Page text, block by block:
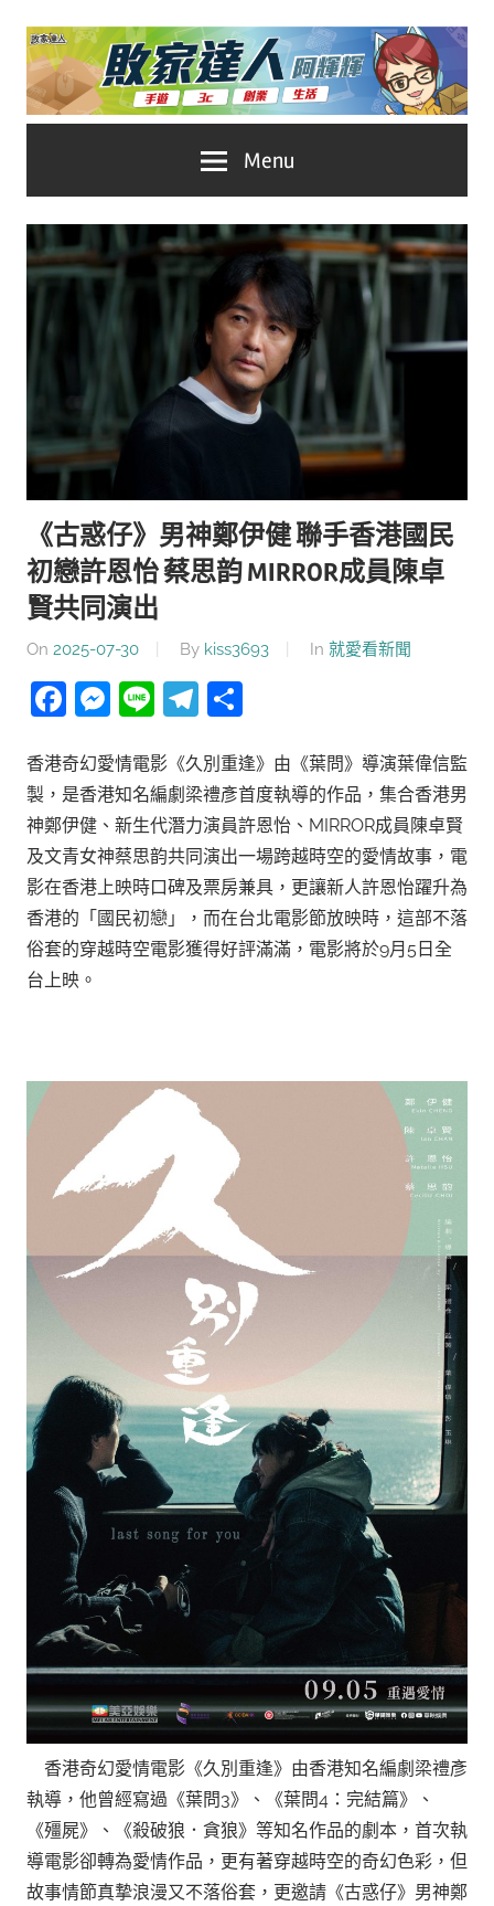
Skip
content
家
達
人
推
薦
No.1
遊
戲
科
Menu
《古惑仔》男神鄭伊健 聯手香港國民
初戀許恩怡 蔡思韵 MIRROR成員陳卓
賢共同演出
On 2025-07-30 By kiss3693 In 就愛看新聞
Facebook
Messenger
LineTelegram
香港奇幻愛情電影《久別重逢》由《葉問》導演葉偉信監
製，是香港知名編劇梁禮彥首度執導的作品，集合香港男
神鄭伊健、新生代潛力演員許恩怡、MIRROR成員陳卓賢
及文青女神蔡思韵共同演出一場跨越時空的愛情故事，電
影在香港上映時口碑及票房兼具，更讓新人許恩怡躍升為
香港的「國民初戀」，而在台北電影節放映時，這部不落
俗套的穿越時空電影獲得好評滿滿，電影將於9月5日全
台上映。
香港奇幻愛情電影《久別重逢》由香港知名編劇梁禮彥
執導，他曾經寫過《葉問3》、《葉問4：完結篇》、
《殭屍》、《殺破狼．貪狼》等知名作品的劇本，首次執
導電影卻轉為愛情作品，更有著穿越時空的奇幻色彩，但
故事情節真摯浪漫又不落俗套，更邀請《古惑仔》男神鄭